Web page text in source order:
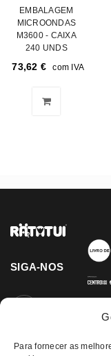
Para fornecer as
EMBALAGEM
MICROONDAS
M3600 - CAIXA
240 UNDS
73,62 € com IVA
SIGA-NOS